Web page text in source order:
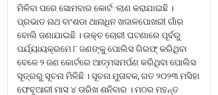
ମିଳିବା ପରେ ସୋମବାର କୋର୍ଟ ·ଲାଣ କରାଯାଇଛି ।
ପ୍ରଭାତ ନାଥ ବାଂଶଡା ଥାନାଧିନ ଖଦାଳପୋଖରୀ ଗାଁର
ବୋଲି ଜଣାଯାଇଛି । ଉକ୍ତ ଚୋରୀ ଘଟଣାରେ ପୂର୍ବରୁ
ପର୍ଯ୍ୟାୟକ୍ରମେ ୮ ଜଣଙ୍କୁ ପୋଲିସ ଗିରଫ୍ କରିଥିବା
ବେଳେ ୨ ଜଣ କୋର୍ଟରେ ଆତ୍ମସମର୍ପଣ କରିଥିବା ପୋଲିସ
ସୂତ୍ରରୁ ସୂଚନା ମିଳିଛି । ସୂଚନା ମୁତାବକ, ଗତ ୨୦୨୩ ମସିହା
ଫେବୃଆରୀ ମାସ ୪ ତାରିଖ ଶନିବାର । ମଠର ମହନ୍ତ